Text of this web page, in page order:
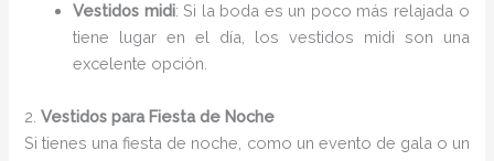
Vestidos midi: Si la boda es un poco más relajada o
tiene lugar en el día, los vestidos midi son una
excelente opción.
2.Vestidos para Fiesta de Noche
Si tienes una fiesta de noche, como un evento de gala o un